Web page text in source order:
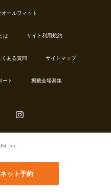
ット予約
ールフィット
は サイト利用規約
くある質問 サイトマップ
ート 掲載会場募集
Inc.